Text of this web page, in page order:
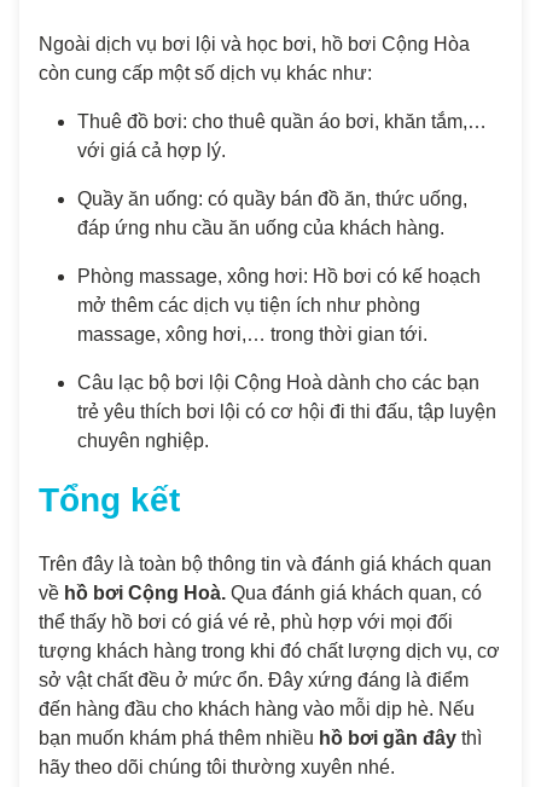
Ngoài dịch vụ bơi lội và học bơi, hồ bơi Cộng Hòa
còn cung cấp một số dịch vụ khác như:
Thuê đồ bơi: cho thuê quần áo bơi, khăn tắm,…
với giá cả hợp lý.
Quầy ăn uống: có quầy bán đồ ăn, thức uống,
đáp ứng nhu cầu ăn uống của khách hàng.
Phòng massage, xông hơi: Hồ bơi có kế hoạch
mở thêm các dịch vụ tiện ích như phòng
massage, xông hơi,… trong thời gian tới.
Câu lạc bộ bơi lội Cộng Hoà dành cho các bạn
trẻ yêu thích bơi lội có cơ hội đi thi đấu, tập luyện
chuyên nghiệp.
Tổng kết
Trên đây là toàn bộ thông tin và đánh giá khách quan
về hồ bơi Cộng Hoà. Qua đánh giá khách quan, có
thể thấy hồ bơi có giá vé rẻ, phù hợp với mọi đối
tượng khách hàng trong khi đó chất lượng dịch vụ, cơ
sở vật chất đều ở mức ổn. Đây xứng đáng là điểm
đến hàng đầu cho khách hàng vào mỗi dịp hè. Nếu
bạn muốn khám phá thêm nhiều hồ bơi gần đây thì
hãy theo dõi chúng tôi thường xuyên nhé.